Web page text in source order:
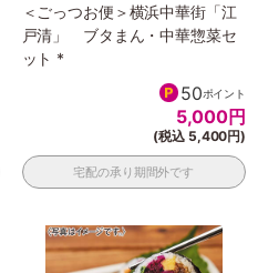
＜ごっつお便＞横浜中華街「江
戸清」 ブタまん・中華惣菜セ
ット *
50ポイント
5,000円
(税込 5,400円)
宅配の承り期間外です